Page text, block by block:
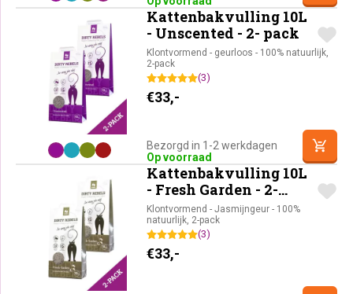
Kattenbakvulling 10L
- Unscented - 2- pack
Klontvormend - geurloos - 100% natuurlijk,
2-pack
(3)
€33,-
Bezorgd in 1-2 werkdagen
Op voorraad
Kattenbakvulling 10L
- Fresh Garden - 2-
pack
Klontvormend - Jasmijngeur - 100%
natuurlijk, 2-pack
(3)
€33,-